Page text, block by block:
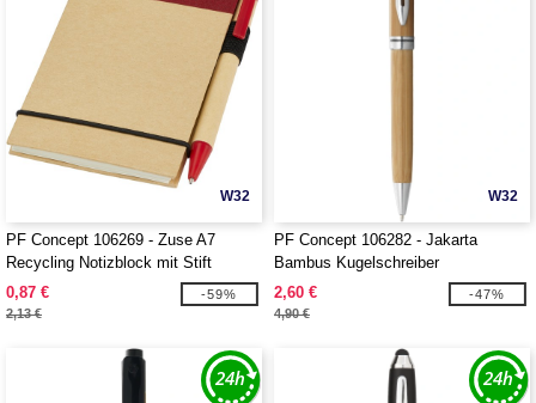
W32
PF Concept 106269 - Zuse A7
Recycling Notizblock mit Stift
0,87 €
2,13 €
-59%
W32
PF Concept 106282 - Jakarta
Bambus Kugelschreiber
2,60 €
4,90 €
-47%